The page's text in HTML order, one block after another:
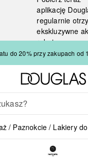
aplikację
regularnie
ekskluzywne
rabaty
do 20% przy zakupach od
Paznokcie Lakiery